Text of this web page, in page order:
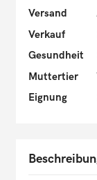
Versand
Verkauf
Gesundheit
Muttertier
Eignung